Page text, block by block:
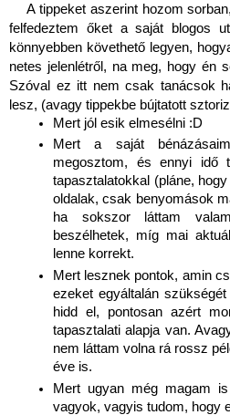
A tippeket aszerint hozom
felfedeztem őket a saját blogos
könnyebben követhető legyen,
netes jelenlétről, na meg, hogy én
Szóval ez itt nem csak tanácsok
lesz, (avagy tippekbe bújtatott
Mert jól esik elmesélni :D
Mert a saját
megosztom, és ennyi idő
tapasztalatokkal (pláne,
oldalak, csak benyomások
ha sokszor láttam
beszélhetek, míg mai
lenne korrekt.
Mert lesznek pontok, amin
ezeket egyáltalán
hidd el, pontosan azért
tapasztalati alapja van.
nem láttam volna rá rossz
éve is.
Mert ugyan még magam
vagyok, vagyis tudom, hogy